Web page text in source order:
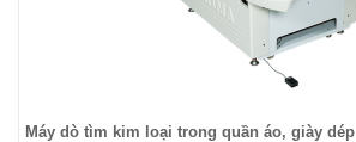
Máy dò tìm kim loại trong quần áo, giày dép